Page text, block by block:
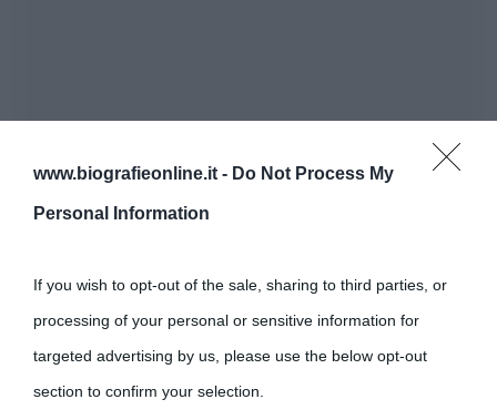
www.biografieonline.it - Do Not Process My
Personal Information
If you wish to opt-out of the sale, sharing to third parties, or
processing of your personal or sensitive information for
targeted advertising by us, please use the below opt-out
section to confirm your selection.